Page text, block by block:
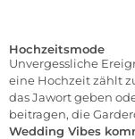
Hochzeitsmode
Unvergessliche
eine Hochzeit zählt
das Jawort geben
beitragen, die
Wedding Vibes